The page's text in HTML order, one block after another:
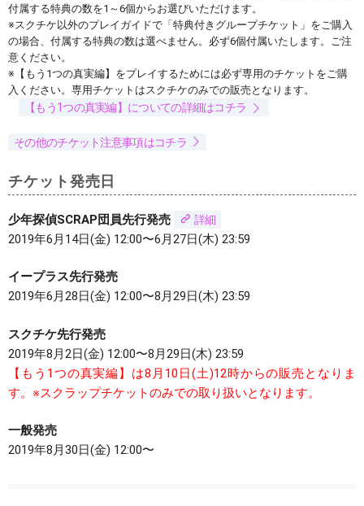
付属する特典の数を1～6個からお選びいただけます。
※スクチケ以外のプレイガイドで「特典付きグループチケット」をご購入
の場合、付属する特典の数は選べません。必ず6個付属いたします。ご注
意ください。
※【もう1つの真実編】をプレイするためには必ず専用のチケットをご購
入ください。専用チケットはスクチケのみでの販売となります。
【もう1つの真実編】についての詳細はコチラ
その他のチケット注意事項はコチラ
チケット発売日
少年探偵SCRAP団員先行発売 詳細
2019年6月14日(金) 12:00〜6月27日(木) 23:59
イープラス先行発売
2019年6月28日(金) 12:00〜8月29日(木) 23:59
スクチケ先行発売
2019年8月2日(金) 12:00〜8月29日(木) 23:59
【もう1つの真実編】は8月10日(土)12時からの販売となりま
す。※スクラップチケットのみでの取り扱いとなります。
一般発売
2019年8月30日(金) 12:00〜